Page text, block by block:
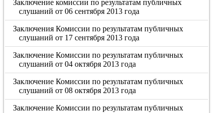
Заключение комиссии по результатам публичных
слушаний от 06 сентября 2013 года
Заключения Комиссии по результатам публичных
слушаний от 17 сентября 2013 года
Заключение Комиссии по результатам публичных
слушаний от 04 октября 2013 года
Заключение Комиссии по результатам публичных
слушаний от 08 октября 2013 года
Заключение Комиссии по результатам публичных